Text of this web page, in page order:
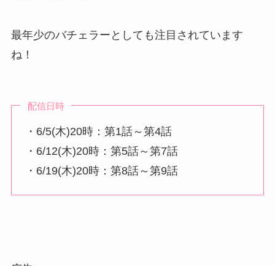
最年少のバチェラーとしても注目されています
ね！
配信日時
・6/5(木)20時：第1話～第4話
・6/12(木)20時：第5話～第7話
・6/19(木)20時：第8話～第9話